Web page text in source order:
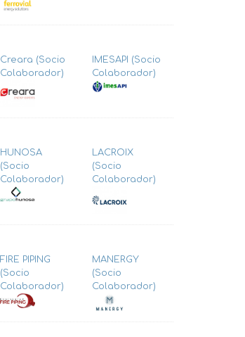
Creara (Socio
Colaborador)
IMESAPI (Socio
Colaborador)
HUNOSA
(Socio
Colaborador)
LACROIX
(Socio
Colaborador)
FIRE PIPING
(Socio
Colaborador)
MANERGY
(Socio
Colaborador)